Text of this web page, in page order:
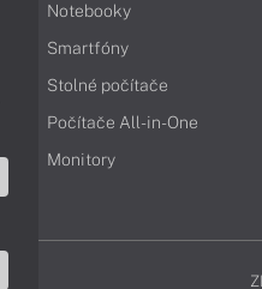
Notebooky
Smartfóny
Stolné počítače
Počítače All-in-One
Monitory